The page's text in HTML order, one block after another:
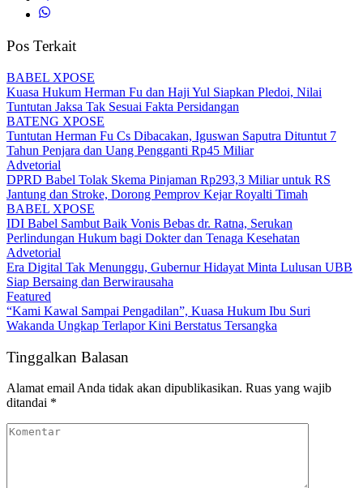
Pos Terkait
BABEL XPOSE
Kuasa Hukum Herman Fu dan Haji Yul Siapkan Pledoi, Nilai
Tuntutan Jaksa Tak Sesuai Fakta Persidangan
BATENG XPOSE
Tuntutan Herman Fu Cs Dibacakan, Iguswan Saputra Dituntut 7
Tahun Penjara dan Uang Pengganti Rp45 Miliar
Advetorial
DPRD Babel Tolak Skema Pinjaman Rp293,3 Miliar untuk RS
Jantung dan Stroke, Dorong Pemprov Kejar Royalti Timah
BABEL XPOSE
IDI Babel Sambut Baik Vonis Bebas dr. Ratna, Serukan
Perlindungan Hukum bagi Dokter dan Tenaga Kesehatan
Advetorial
Era Digital Tak Menunggu, Gubernur Hidayat Minta Lulusan UBB
Siap Bersaing dan Berwirausaha
Featured
“Kami Kawal Sampai Pengadilan”, Kuasa Hukum Ibu Suri
Wakanda Ungkap Terlapor Kini Berstatus Tersangka
Tinggalkan Balasan
Alamat email Anda tidak akan dipublikasikan. Ruas yang wajib
ditandai *